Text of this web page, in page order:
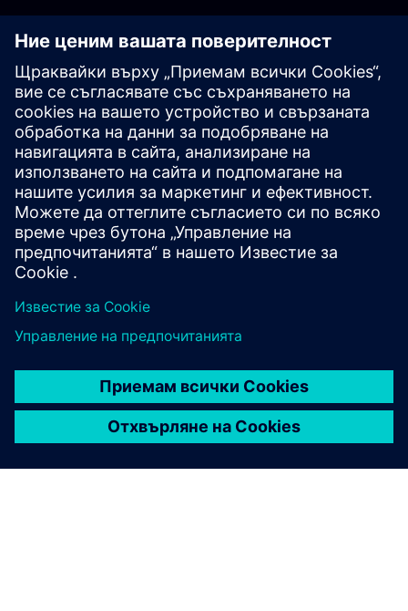
Започнете своето
пътешествие
Свържете се с нас